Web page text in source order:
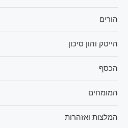
הורים
הייטק והון סיכון
הכסף
המומחים
המלצות ואזהרות